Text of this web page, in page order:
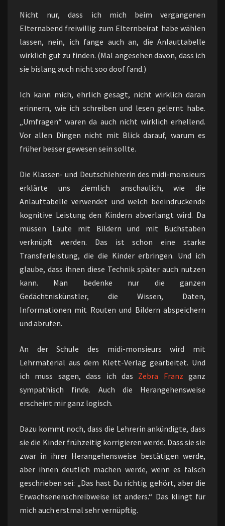
Nicht nur, dass ich mich beim vergangenen
Elternabend freiwillig zum Elternbeirat habe wählen
lassen, nein, ich fange auch an, die Anlauttabelle
wirklich gut zu finden. (Mal angesehen davon, dass ich
sie bislang auch nicht soo doof fand.)
Ich kann mich, ehrlich gesagt, nicht wirklich daran
erinnern, wie ich schreiben und lesen gelernt habe.
„Umfragen“ waren da auch nicht wirklich erhellend.
Vor allen Dingen nicht mit Blick darauf, warum es
früher besser gewesen sein sollte.
Die Klassen- und Deutschlehrerin des midi-monsieurs
erklärte uns ziemlich anschaulich, wie die
Anlauttabelle verwendet und welch beeindruckende
kognitive Leistung den Kindern abverlangt wird. Da
müssen Laute mit Bildern und mit Buchstaben
verknüpft werden. Das ist schon eine starke
Transferleistung, die die Kinder erbringen. Und ich
glaube, dass ihnen diese Technik später auch nutzen
kann. Man bedenke nur die ganzen
Gedächtniskünstler, die Wissen, Daten,
Informationen mit Routen und Bildern abspeichern
und abrufen.
An der Schule des midi-monsieurs wird mit
Lehrmaterial aus dem Klett-Verlag gearbeitet. Und
ich muss sagen, dass ich das Zebra Franz ganz
sympathisch finde. Auch die Herangehensweise
erscheint mir ganz logisch.
Dazu kommt noch, dass die Lehrerin ankündigte, dass
sie die Kinder frühzeitig korrigieren werde. Dass sie sie
zwar in ihrer Herangehensweise bestätigen werde,
aber ihnen deutlich machen werde, wenn es falsch
geschrieben sei: „Das hast Du richtig gehört, aber die
Erwachsenenschreibweise ist anders.“ Das klingt für
mich auch erstmal sehr vernüpftig.